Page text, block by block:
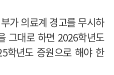
가 의료계 경고를 무시하
그대로 하면 2026학년도
학년도 증원으로 해야 한